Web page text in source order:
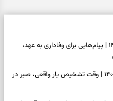
فال انبیا امروز دوشنبه ۱۹ مرداد ۱۴۰۵ | پیام‌هایی برای وفاداری به عهد،
فال حافظ امروز دوشنبه ۱۹ مرداد ۱۴۰۵ | وقت تشخیص یار واقعی، صبر در